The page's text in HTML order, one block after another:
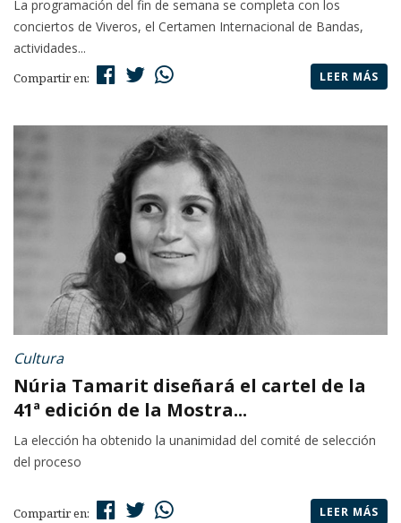
La programación del fin de semana se completa con los
conciertos de Viveros, el Certamen Internacional de Bandas,
actividades...
Compartir en: LEER MÁS
Cultura
Núria Tamarit diseñará el cartel de la
41ª edición de la Mostra...
La elección ha obtenido la unanimidad del comité de selección
del proceso
Compartir en: LEER MÁS